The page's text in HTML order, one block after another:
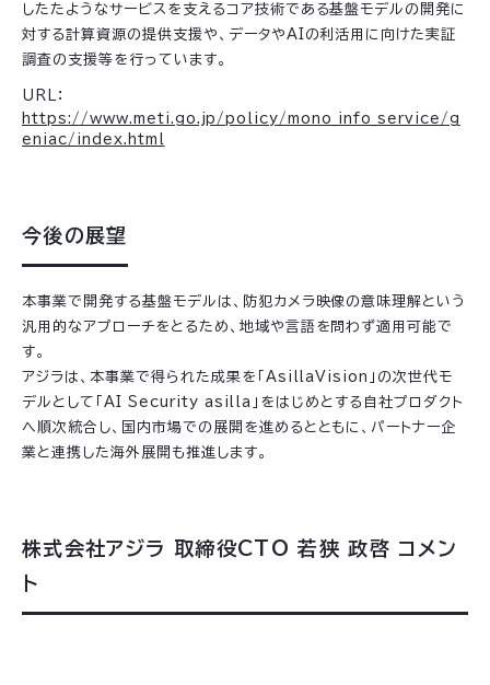
したたようなサービスを支えるコア技術である基盤モデルの開発に
対する計算資源の提供支援や、データやAIの利活用に向けた実証
調査の支援等を行っています。
URL：
https://www.meti.go.jp/policy/mono_info_service/g
eniac/index.html
今後の展望
本事業で開発する基盤モデルは、防犯カメラ映像の意味理解という
汎用的なアプローチをとるため、地域や言語を問わず適用可能で
す。
アジラは、本事業で得られた成果を「AsillaVision」の次世代モ
デルとして「AI Security asilla」をはじめとする自社プロダクト
へ順次統合し、国内市場での展開を進めるとともに、パートナー企
業と連携した海外展開も推進します。
株式会社アジラ 取締役CTO 若狭 政啓 コメン
ト